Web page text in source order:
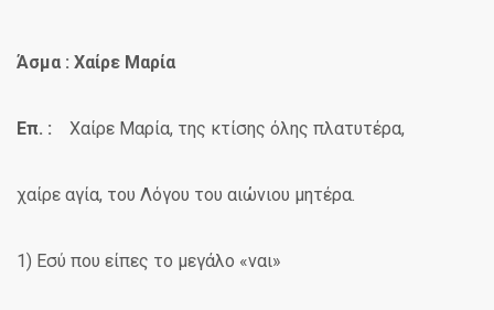
Άσμα : Χαίρε Μαρία
Επ. : Χαίρε Μαρία, της κτίσης όλης πλατυτέρα,
χαίρε αγία, του Λόγου του αιώνιου μητέρα.
1) Εσύ που είπες το μεγάλο «ναι»